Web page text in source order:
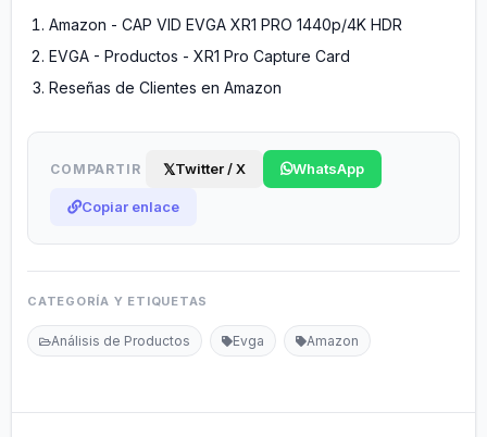
Amazon - CAP VID EVGA XR1 PRO 1440p/4K HDR
EVGA - Productos - XR1 Pro Capture Card
Reseñas de Clientes en Amazon
COMPARTIR 𝕏Twitter / X WhatsApp
Copiar enlace
CATEGORÍA Y ETIQUETAS
Análisis de Productos Evga Amazon